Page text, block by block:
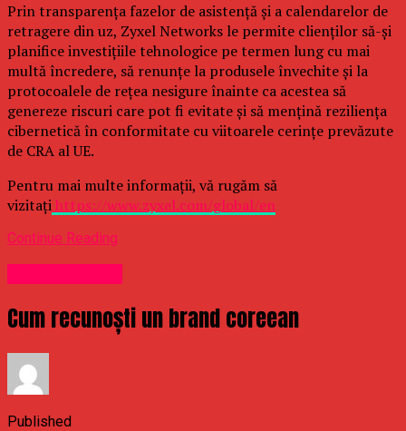
Prin transparența fazelor de asistență și a calendarelor de
retragere din uz, Zyxel Networks le permite clienților să-și
planifice investițiile tehnologice pe termen lung cu mai
multă încredere, să renunțe la produsele învechite și la
protocoalele de rețea nesigure înainte ca acestea să
genereze riscuri care pot fi evitate și să mențină reziliența
cibernetică în conformitate cu viitoarele cerințe prevăzute
de CRA al UE.
Pentru mai multe informații, vă rugăm să
vizitațihttps://www.zyxel.com/global/en
Continue Reading
Cum recunoști un brand coreean
Published